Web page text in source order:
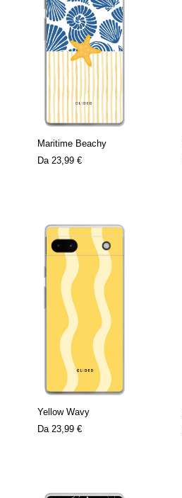
Maritime Beachy
Da 23,99 €
Yellow Wavy
Da 23,99 €